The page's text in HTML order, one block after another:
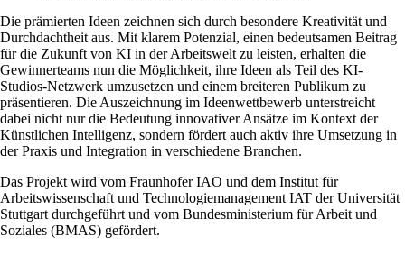
Die prämierten Ideen zeichnen sich durch besondere Kreativität und
Durchdachtheit aus. Mit klarem Potenzial, einen bedeutsamen Beitrag
für die Zukunft von KI in der Arbeitswelt zu leisten, erhalten die
Gewinnerteams nun die Möglichkeit, ihre Ideen als Teil des KI-
Studios-Netzwerk umzusetzen und einem breiteren Publikum zu
präsentieren. Die Auszeichnung im Ideenwettbewerb unterstreicht
dabei nicht nur die Bedeutung innovativer Ansätze im Kontext der
Künstlichen Intelligenz, sondern fördert auch aktiv ihre Umsetzung in
der Praxis und Integration in verschiedene Branchen.
Das Projekt wird vom Fraunhofer IAO und dem Institut für
Arbeitswissenschaft und Technologiemanagement IAT der Universität
Stuttgart durchgeführt und vom Bundesministerium für Arbeit und
Soziales (BMAS) gefördert.